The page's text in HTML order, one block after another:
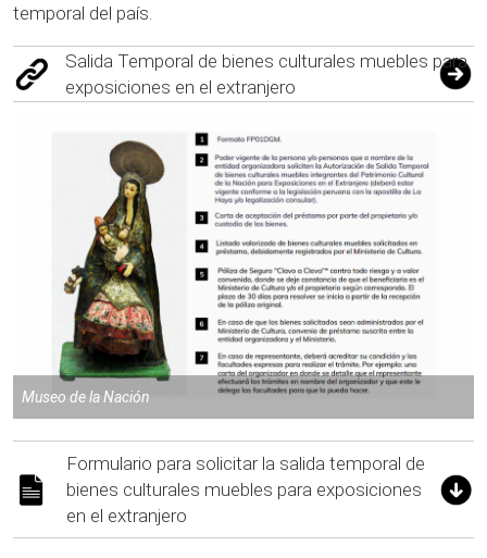
temporal del país.
Salida Temporal de bienes culturales muebles para
exposiciones en el extranjero
Museo de la Nación
Formulario para solicitar la salida temporal de
bienes culturales muebles para exposiciones
en el extranjero